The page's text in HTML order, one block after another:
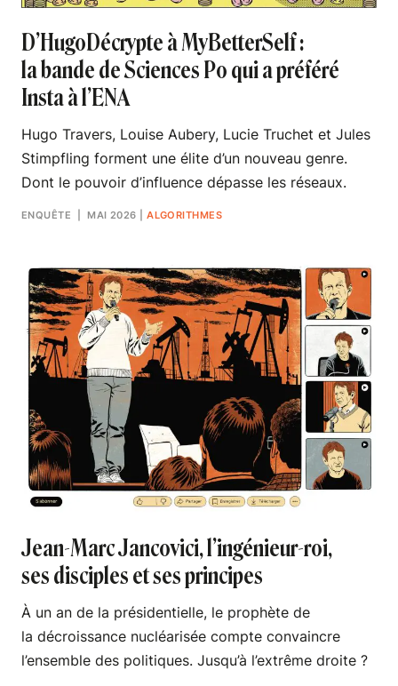
D’HugoDécrypte à MyBetterSelf :
la bande de Sciences Po qui a préféré
Insta à l’ENA
Hugo Travers, Louise Aubery, Lucie Truchet et Jules
Stimpfling forment une élite d’un nouveau genre.
Dont le pouvoir d’influence dépasse les réseaux.
ENQUÊTE | MAI 2026 |ALGORITHMES
Jean-Marc Jancovici, l’ingénieur-roi,
ses disciples et ses principes
À un an de la présidentielle, le prophète de
la décroissance nucléarisée compte convaincre
l’ensemble des politiques. Jusqu’à l’extrême droite ?